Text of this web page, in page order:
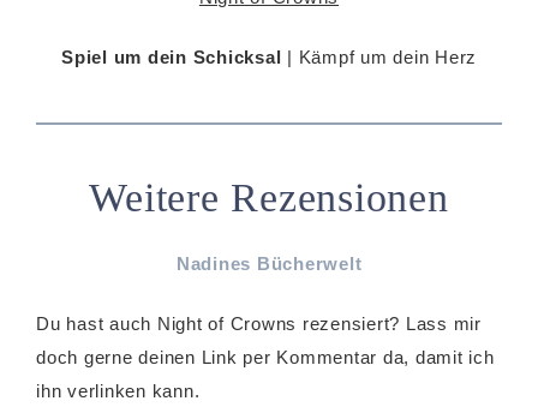
Spiel um dein Schicksal | Kämpf um dein Herz
Weitere Rezensionen
Nadines Bücherwelt
Du hast auch Night of Crowns rezensiert? Lass mir
doch gerne deinen Link per Kommentar da, damit ich
ihn verlinken kann.